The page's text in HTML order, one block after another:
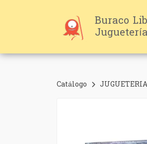
Buraco
Juguetería
Catálogo JUGUETERIA